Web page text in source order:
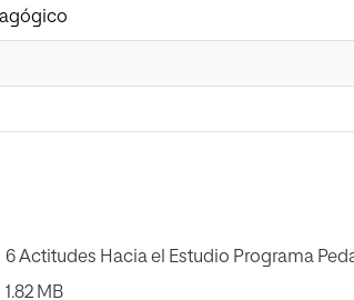
6 Actitudes Hacia el Estudio Programa
1.82 MB